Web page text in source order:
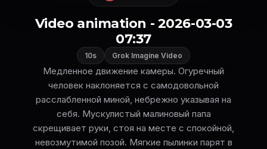
Video animation - 2026-03-03
07:37
10s Grok Imagine Video
Медленное движение камеры. Огуречный
человек наклоняется с самодовольной
расслабленной миной, небрежно указывая на
себя. Мускулистый малиновый папа
скрещивает руки, стоя на месте с спокойной,
невозмутимой позой. Мягкие пылинки парят в